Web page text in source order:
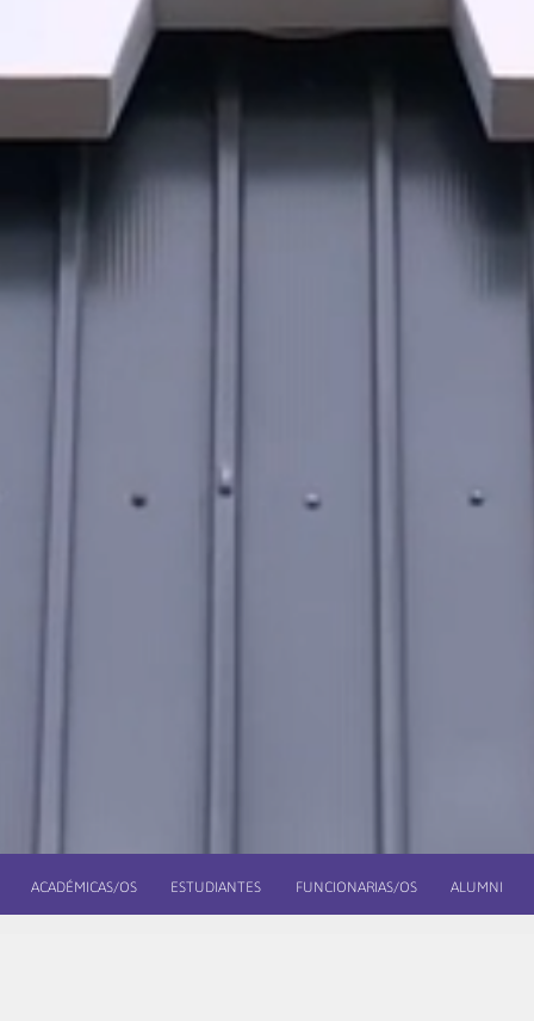
ACADÉMICAS/OS ESTUDIANTES FUNCIONARIAS/OS ALUMNI